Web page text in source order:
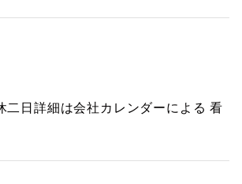
日詳細は会社カレンダーによる 看